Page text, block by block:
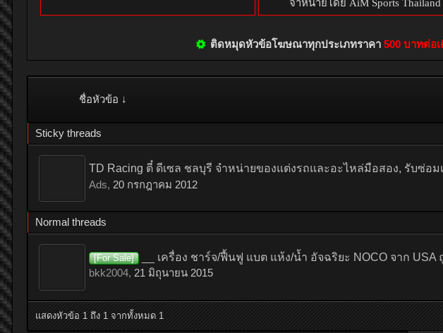
จำหน่ายโดย AiM Sports Thailand
ติดหมุดหัวข้อโฆษณาทุกประเภทราคา 500 บาทต่อ
ชื่อหัวข้อ ↓
Sticky threads
TD Racing ตี๋ ดีเซล ชลบุรี จำหน่ายของแต่งรถและอะไหล่มือสอง, รับซ่อ
Ads, 20 กรกฎาคม 2012
Normal threads
[For Sale]
__ เครื่อง ชาร์จ/ฟื้นฟู แบต แห้ง/น้ำ อัจฉริยะ NOCO จาก
bkk2004, 21 มิถุนายน 2015
แสดงหัวข้อ 1 ถึง 1 จากทั้งหมด 1